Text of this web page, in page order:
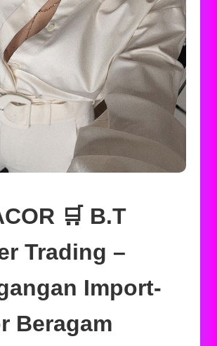
🛒 B.T
Trading –
Import-
Beragam